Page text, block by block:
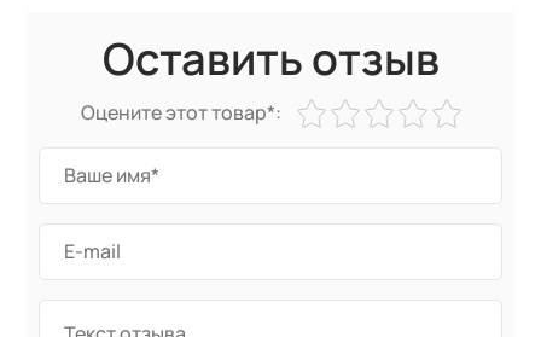
Оставить отзыв
Оцените этот товар*: